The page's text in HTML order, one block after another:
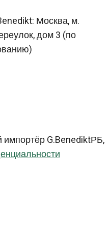
Москва, м.
дом 3 (по
G.BenediktРБ,